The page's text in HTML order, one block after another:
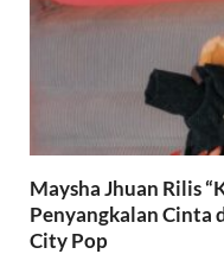
Maysha Jhuan Rilis
Penyangkalan Cinta
City Pop